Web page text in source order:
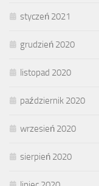
styczeń 2021
grudzień 2020
listopad 2020
październik 2020
wrzesień 2020
sierpień 2020